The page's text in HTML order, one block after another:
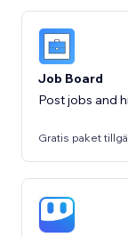
Job Board
Post jobs and
Gratis paket